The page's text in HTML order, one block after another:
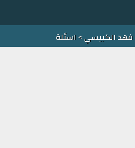
فهد الكبيسي> اسئلة